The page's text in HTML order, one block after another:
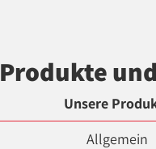
Produkte
Unsere
Allgemein